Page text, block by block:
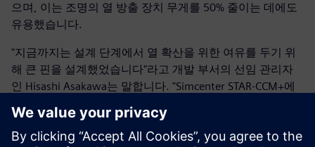
으며, 이는 조명의 열 방출 장치 무게를 50% 줄이는 데에도
유용했습니다.
"지금까지는 설계 단계에서 열 확산을 위한 여유를 두기 위
해 큰 핀을 설계했었습니다"라고 개발 부서의 선임 관리자
인 Hisashi Asakawa는 말합니다. "Simcenter STAR-CCM+에
서 지원하는 냉각 성능 시뮬레이션을 통해 최적의 설계가 가
능했으며, 결과적으로 조명도 더 가볍게 만들 수 있었습니
다."